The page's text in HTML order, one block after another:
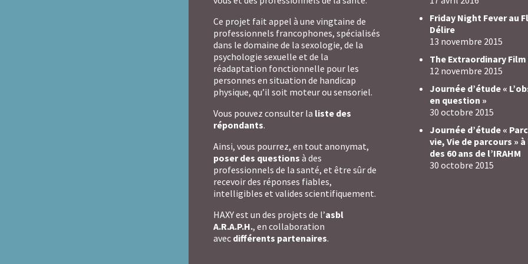
Ce projet fait appel à une vingtaine de
professionnels francophones, spécialisés
dans le domaine de la sexologie, de la
psychologie sexuelle et de la
réadaptation fonctionnelle pour les
personnes en situation de handicap
physique, qu’il soit moteur ou sensoriel.
Vous pouvez consulter la liste des
répondants.
Ainsi, vous pourrez, en tout anonymat,
poser des questions à des
professionnels de la santé, et être sûr de
recevoir des réponses fiables,
intelligibles et valides scientifiquement.
HAXY est un des projets de l’asbl
A.R.A.P.H., en collaboration
avec différents partenaires.
Friday Night Fever au
Délire
13 novembre 2015
The Extraordinary
12 novembre 2015
Journée d’étude «
en question »
30 octobre 2015
Journée d’étude «
vie, Vie de parcours »
des 60 ans de l’IRAHM
30 octobre 2015